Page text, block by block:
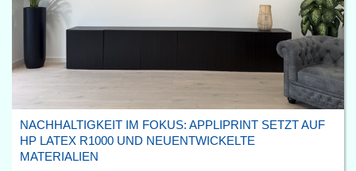
NACHHALTIGKEIT IM FOKUS: APPLIPRINT SETZT AUF
HP LATEX R1000 UND NEUENTWICKELTE
MATERIALIEN